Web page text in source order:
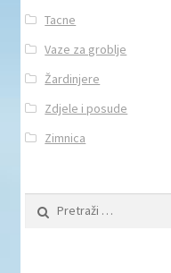
Tacne
Vaze za groblje
Žardinjere
Zdjele i posude
Zimnica
Pretraži: